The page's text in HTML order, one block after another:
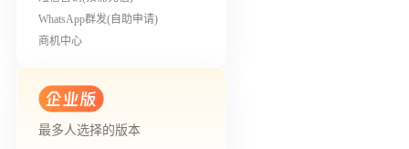
WhatsApp群发(自助申请)
商机中心
最多人选择的版本